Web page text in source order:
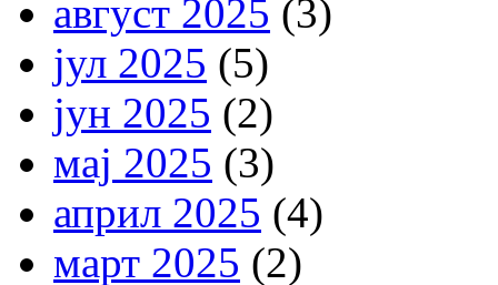
август 2025 (3)
јул 2025 (5)
јун 2025 (2)
мај 2025 (3)
април 2025 (4)
март 2025 (2)